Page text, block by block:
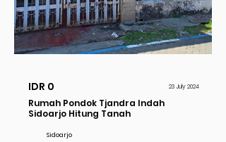
IDR 0 23 July 2024
Rumah Pondok Tjandra Indah
Sidoarjo Hitung Tanah
Sidoarjo